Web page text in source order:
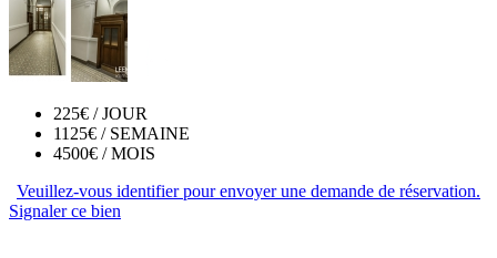
225€ / JOUR
1125€ / SEMAINE
4500€ / MOIS
Veuillez-vous identifier pour envoyer une demande de réservation.
Signaler ce bien